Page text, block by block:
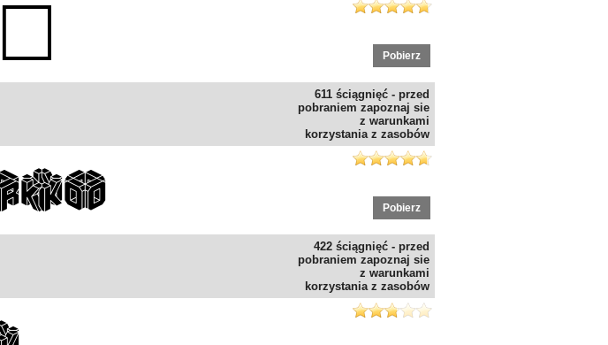
Pobierz
611 ściągnięć - przed
pobraniem zapoznaj sie
z warunkami
korzystania z zasobów
Pobierz
422 ściągnięć - przed
pobraniem zapoznaj sie
z warunkami
korzystania z zasobów